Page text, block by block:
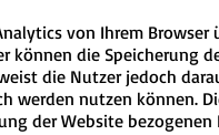
von Ihrem
können die Speicherung
die Nutzer jedoch
werden nutzen können.
der Website